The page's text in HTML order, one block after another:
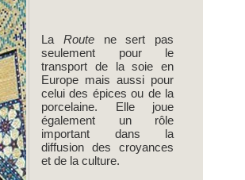
La Routene sert pas
seulement pour le
transport de la soie en
Europe mais aussi pour
celui des épices ou de la
porcelaine. Elle joue
également un rôle
important dans la
diffusion des croyances
et de la culture.